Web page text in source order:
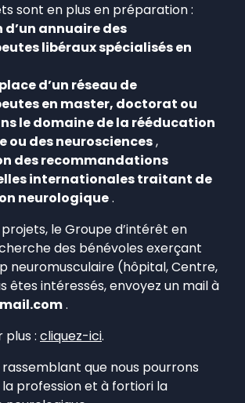
sont en plus en préparation :
d’un annuaire des
libéraux spécialisés en
d’un réseau de
en master, doctorat ou
le domaine de la rééducation
ou des neurosciences,
des recommandations
internationales traitant de
neurologique.
le Groupe d’intérêt en
des bénévoles exerçant
neuromusculaire (hôpital, Centre,
êtes intéressés, envoyez un mail à
.
plus : cliquez-ici.
rassemblant que nous pourrons
profession et à fortiori la